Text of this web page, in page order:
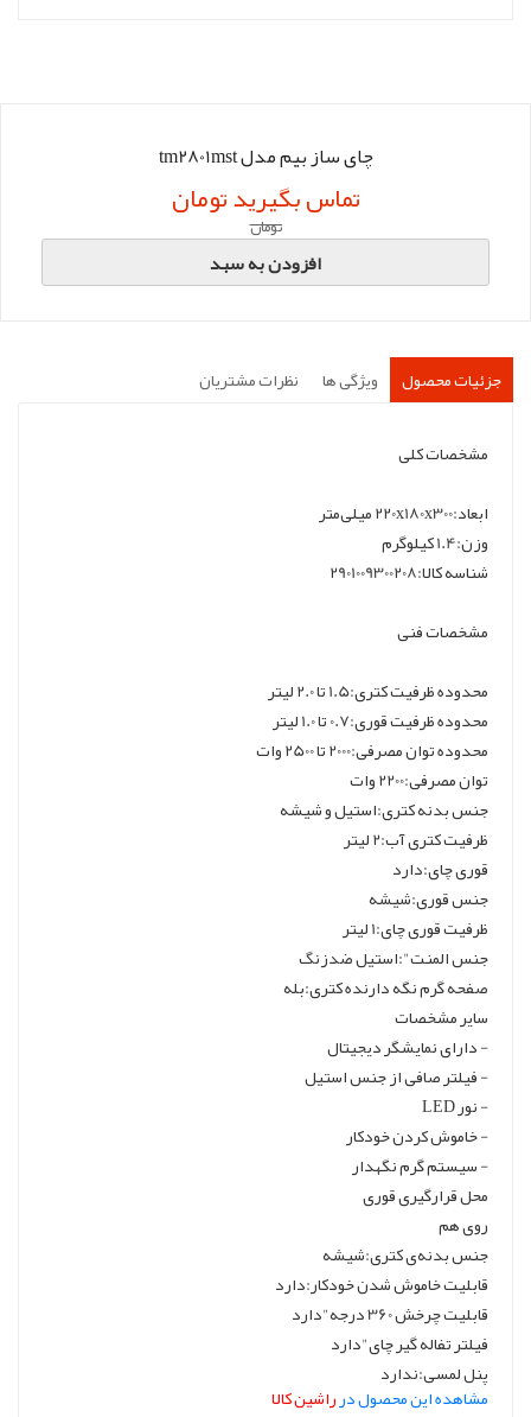
چای ساز بیم مدل tm2801mst
تماس بگیرید تومان
تومان
افزودن به سبد
جزئیات محصول ویژگی ها نظرات مشتریان
مشخصات کلی
ابعاد:220x180x300 میلی‌متر
وزن:1.4 کیلوگرم
شناسه کالا:2901009300208
مشخصات فنی
محدوده ظرفیت کتری:1.5 تا 2.0 لیتر
محدوده ظرفیت قوری:0.7 تا 1.0 لیتر
محدوده توان مصرفی:2000 تا 2500 وات
توان مصرفی:2200 وات
جنس بدنه کتری:استیل و شیشه
ظرفیت کتری آب:2 لیتر
قوری چای:دارد
جنس قوری:شیشه
ظرفیت قوری چای:1 لیتر
جنس المنت":استیل ضدزنگ
صفحه گرم نگه دارنده کتری:بله
سایر مشخصات
- دارای نمایشگر دیجیتال
- فیلتر صافی از جنس استیل
- نور LED
- خاموش کردن خودکار
- سیستم گرم نگهدار
محل قرارگیری قوری
روی هم
جنس بدنه‌ی کتری:شیشه
قابلیت خاموش شدن خودکار:دارد
قابلیت چرخش 360 درجه"دارد
فیلتر تفاله گیر چای"دارد
پنل لمسی:ندارد
مشاهده این محصول درراشین کالا